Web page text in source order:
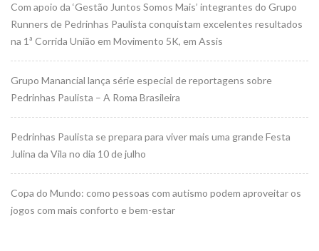
Com apoio da ‘Gestão Juntos Somos Mais’ integrantes do Grupo
Runners de Pedrinhas Paulista conquistam excelentes resultados
na 1ª Corrida União em Movimento 5K, em Assis
Grupo Manancial lança série especial de reportagens sobre
Pedrinhas Paulista – A Roma Brasileira
Pedrinhas Paulista se prepara para viver mais uma grande Festa
Julina da Vila no dia 10 de julho
Copa do Mundo: como pessoas com autismo podem aproveitar os
jogos com mais conforto e bem-estar